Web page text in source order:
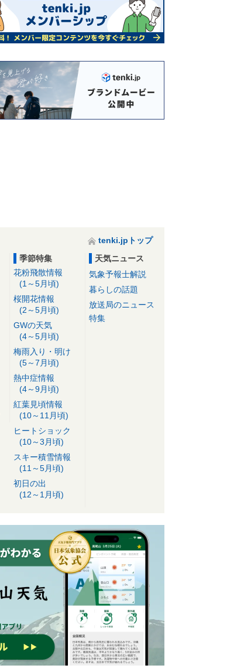
tenki.jpトップ
季節特集
花粉飛散情報
(1～5月頃)
桜開花情報
(2～5月頃)
GWの天気
(4～5月頃)
梅雨入り・明け
(5～7月頃)
熱中症情報
(4～9月頃)
紅葉見頃情報
(10～11月頃)
ヒートショック
(10～3月頃)
スキー積雪情報
(11～5月頃)
初日の出
(12～1月頃)
天気ニュース
気象予報士解説
暮らしの話題
放送局のニュース
特集